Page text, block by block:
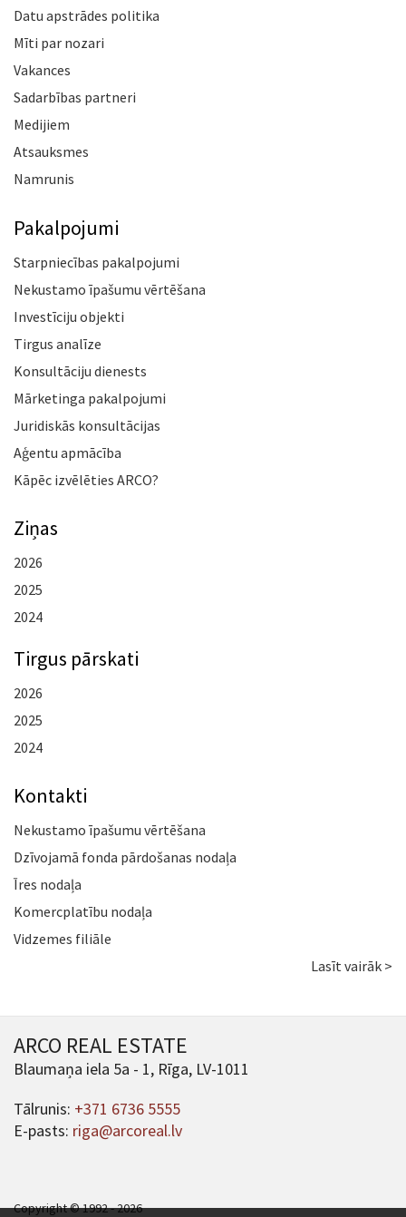
Datu apstrādes politika
Mīti par nozari
Vakances
Sadarbības partneri
Medijiem
Atsauksmes
Namrunis
Pakalpojumi
Starpniecības pakalpojumi
Nekustamo īpašumu vērtēšana
Investīciju objekti
Tirgus analīze
Konsultāciju dienests
Mārketinga pakalpojumi
Juridiskās konsultācijas
Aģentu apmācība
Kāpēc izvēlēties ARCO?
Ziņas
2026
2025
2024
Tirgus pārskati
2026
2025
2024
Kontakti
Nekustamo īpašumu vērtēšana
Dzīvojamā fonda pārdošanas nodaļa
Īres nodaļa
Komercplatību nodaļa
Vidzemes filiāle
Lasīt vairāk >
ARCO REAL ESTATE
Blaumaņa iela 5a - 1, Rīga, LV-1011
Tālrunis: +371 6736 5555
E-pasts: riga@arcoreal.lv
Copyright © 1992 - 2026